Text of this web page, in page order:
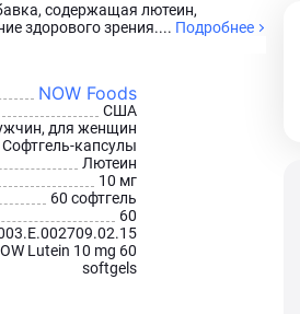
содержащая лютеин,
здорового зрения.... Подробнее
NOW Foods
США
для женщин
Софтгель-капсулы
Лютеин
10 мг
60 софтгель
60
Lutein 10 mg 60
softgels